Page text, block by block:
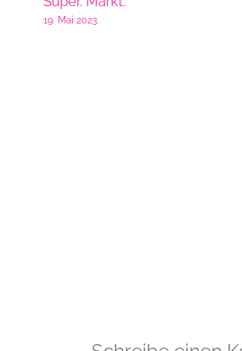
19. Mai 2023